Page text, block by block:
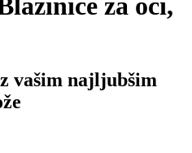
za oči,
vašim najljubšim